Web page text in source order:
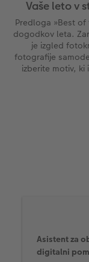
Vaše leto v
Predloga »Best of
dogodkov leta.
je izgled
fotografije
izberite motiv,
Asistent za
digitalni